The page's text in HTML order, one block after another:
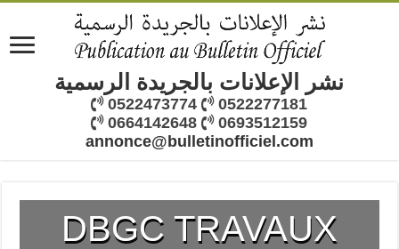
نشر الإعلانات بالجريدة الرسمية
0522473774
0522277181
0664142648
0693512159
annonce@bulletinofficiel.com
DBGC TRAVAUX